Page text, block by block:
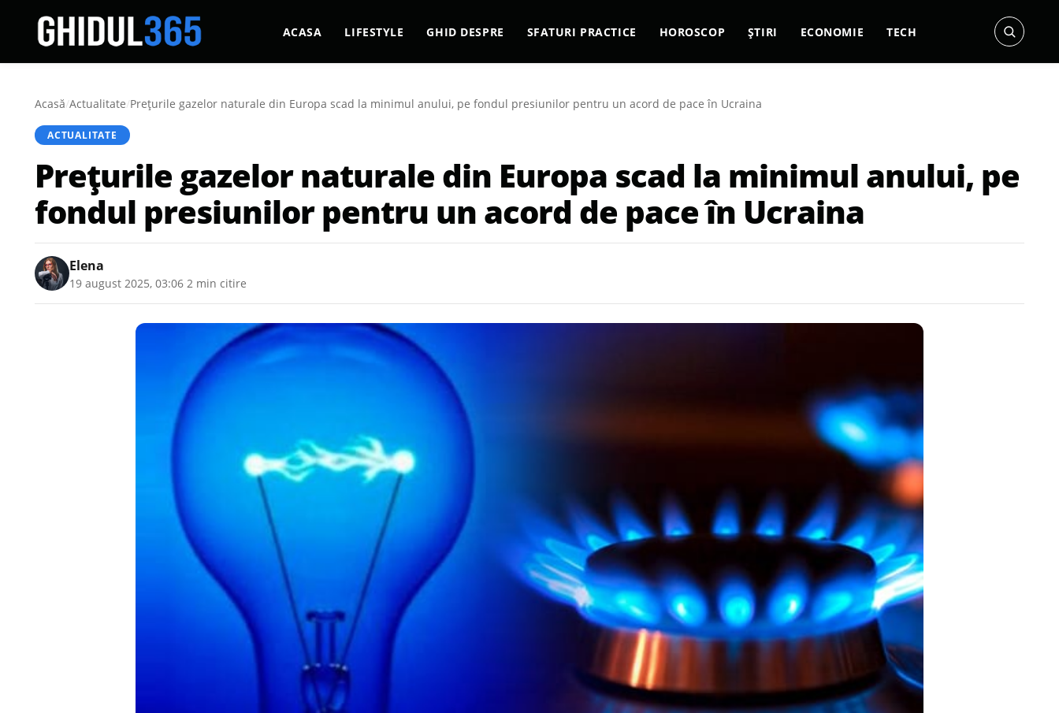
ACASA LIFESTYLE GHID DESPRE SFATURI PRACTICE HOROSCOP ȘTIRI ECONOMIE TECH
Acasă/Actualitate/Prețurile gazelor naturale din Europa scad la minimul anului, pe fondul presiunilor pentru un acord de pace în Ucraina
ACTUALITATE
Prețurile gazelor naturale din Europa scad la minimul anului, pe
fondul presiunilor pentru un acord de pace în Ucraina
Elena
19 august 2025, 03:06 2 min citire